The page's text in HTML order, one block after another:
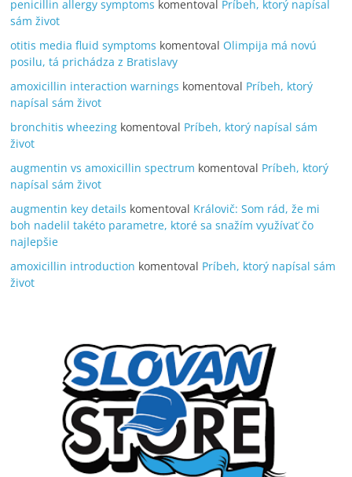
penicillin allergy symptoms komentoval Príbeh, ktorý napísal
sám život
otitis media fluid symptoms komentoval Olimpija má novú
posilu, tá prichádza z Bratislavy
amoxicillin interaction warnings komentoval Príbeh, ktorý
napísal sám život
bronchitis wheezing komentoval Príbeh, ktorý napísal sám
život
augmentin vs amoxicillin spectrum komentoval Príbeh, ktorý
napísal sám život
augmentin key details komentoval Královič: Som rád, že mi
boh nadelil takéto parametre, ktoré sa snažím využívať čo
najlepšie
amoxicillin introduction komentoval Príbeh, ktorý napísal sám
život